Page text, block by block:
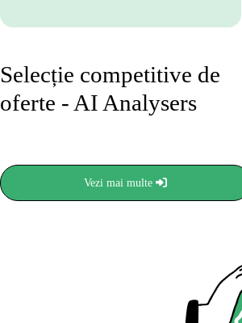
Selecție competitive de
oferte - AI Analysers
Vezi mai multe